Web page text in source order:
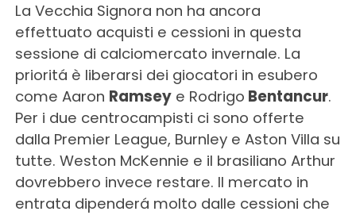
La Vecchia Signora non ha ancora
effettuato acquisti e cessioni in questa
sessione di calciomercato invernale. La
prioritá è liberarsi dei giocatori in esubero
come Aaron Ramseye Rodrigo Bentancur.
Per i due centrocampisti ci sono offerte
dalla Premier League, Burnley e Aston Villa su
tutte. Weston McKennie e il brasiliano Arthur
dovrebbero invece restare. Il mercato in
entrata dipenderá molto dalle cessioni che